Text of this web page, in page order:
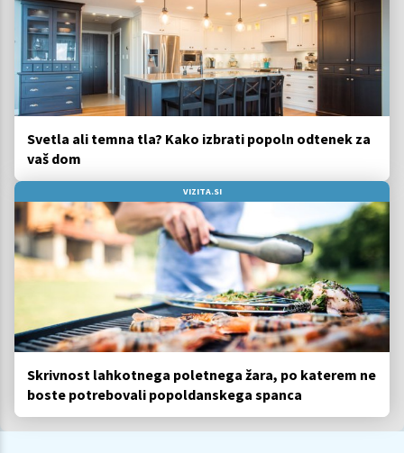
Svetla ali temna tla? Kako izbrati popoln odtenek za
vaš dom
VIZITA.SI
Skrivnost lahkotnega poletnega žara, po katerem ne
boste potrebovali popoldanskega spanca